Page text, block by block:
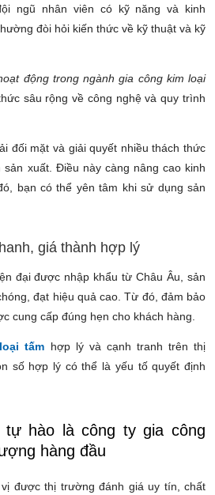
ngũ nhân viên có kỹ năng và kinh
đòi hỏi kiến thức về kỹ thuật và kỹ
động trong ngành gia công kim loại
sâu rộng về công nghệ và quy trình
đối mặt và giải quyết nhiều thách thức
xuất. Điều này càng nâng cao kinh
bạn có thể yên tâm khi sử dụng sản
giá thành hợp lý
đại được nhập khẩu từ Châu Âu, sản
đạt hiệu quả cao. Từ đó, đảm bảo
cung cấp đúng hẹn cho khách hàng.
tấm hợp lý và cạnh tranh trên thị
số hợp lý có thể là yếu tố quyết định
tự hào là công ty gia công
hàng đầu
được thị trường đánh giá uy tín, chất